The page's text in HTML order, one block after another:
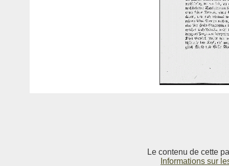
Le contenu de cette
Informations sur